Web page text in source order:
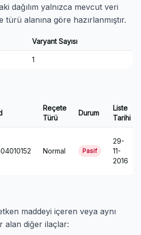
dağılım yalnızca mevcut veri
türü alanına göre hazırlanmıştır.
Varyant Sayısı
1
Reçete
Türü
Durum
Liste
Tarihi
Normal Pasif
29-
11-
2016
maddeyi içeren veya aynı
alan diğer ilaçlar: